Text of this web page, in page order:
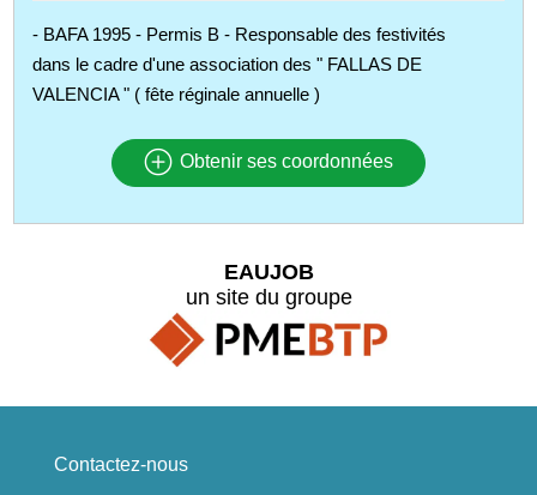
- BAFA 1995 - Permis B - Responsable des festivités
dans le cadre d'une association des " FALLAS DE
VALENCIA " ( fête réginale annuelle )
Obtenir ses coordonnées
EAUJOB
un site du groupe
Contactez-nous